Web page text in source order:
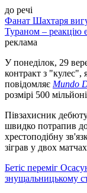
до речі
Фанат Шахтаря
Тураном – реакцію
реклама
У понеділок, 29
контракт з
повідомляє Mundo
розмірі 500
Півзахисник
швидко потрапив
хрестоподібну
зіграв у двох
Бетіс переміг
знущальницькому